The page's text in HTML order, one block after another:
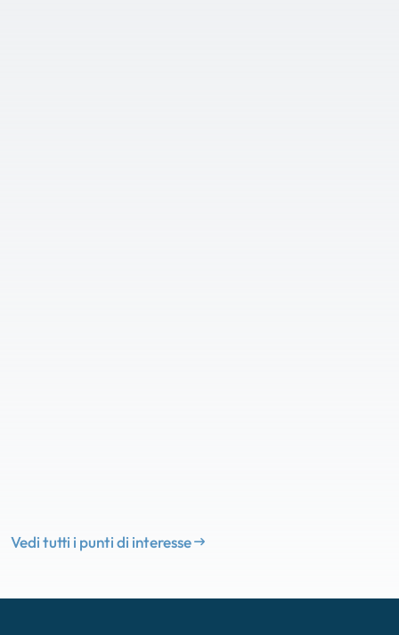
Vedi tutti i punti di interesse